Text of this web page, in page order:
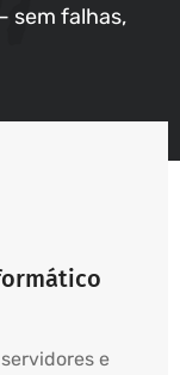
sem falhas,
e